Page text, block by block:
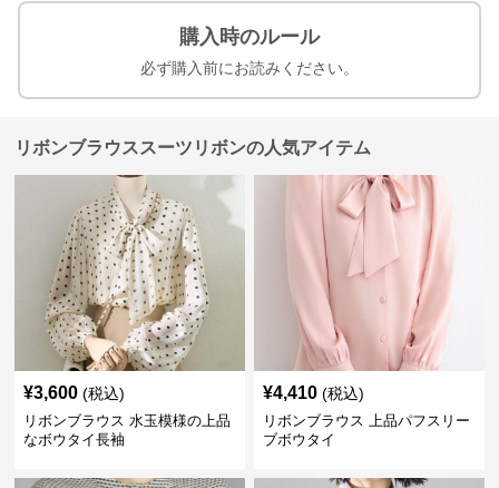
購入時のルール
必ず購入前にお読みください。
リボンブラウススーツリボンの人気アイテム
¥3,600 (税込)
リボンブラウス 水玉模様の上品
なボウタイ長袖
¥4,410 (税込)
リボンブラウス 上品パフスリー
ブボウタイ